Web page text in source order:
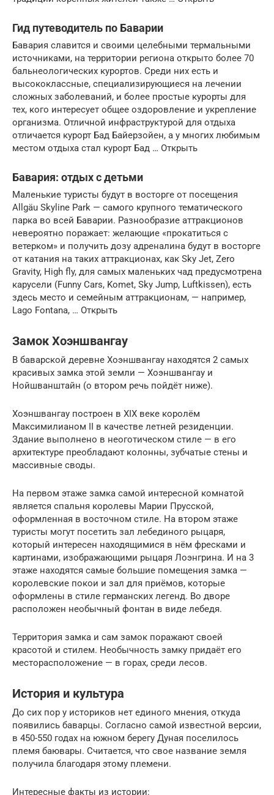
Гид путеводитель по Баварии
Бавария славится и своими целебными термальными
источниками, на территории региона открыто более 70
бальнеологических курортов. Среди них есть и
высококлассные, специализирующиеся на лечении
сложных заболеваний, и более простые курорты для
тех, кого интересует общее оздоровление и укрепление
организма. Отличной инфраструктурой для отдыха
отличается курорт Бад Байерзойен, а у многих любимым
местом отдыха стал курорт Бад … Открыть
Бавария: отдых с детьми
Маленькие туристы будут в восторге от посещения
Allgäu Skyline Park — самого крупного тематического
парка во всей Баварии. Разнообразие аттракционов
невероятно поражает: желающие «прокатиться с
ветерком» и получить дозу адреналина будут в восторге
от катания на таких аттракционах, как Sky Jet, Zero
Gravity, High fly, для самых маленьких чад предусмотрена
карусели (Funny Cars, Komet, Sky Jump, Luftkissen), есть
здесь место и семейным аттракционам, — например,
Lago Fontana, … Открыть
Замок Хоэншвангау
В баварской деревне Хоэншвангау находятся 2 самых
красивых замка этой земли — Хоэншвангау и
Нойшванштайн (о втором речь пойдёт ниже).
Хоэншвангау построен в XIX веке королём
Максимилианом II в качестве летней резиденции.
Здание выполнено в неоготическом стиле — в его
архитектуре преобладают колонны, зубчатые стены и
массивные своды.
На первом этаже замка самой интересной комнатой
является спальня королевы Марии Прусской,
оформленная в восточном стиле. На втором этаже
туристы могут посетить зал лебединого рыцаря,
который интересен находящимися в нём фресками и
картинами, изображающими рыцаря Лоэнгрина. И на 3
этаже находятся самые большие помещения замка —
королевские покои и зал для приёмов, которые
оформлены в стиле германских легенд. Во дворе
расположен необычный фонтан в виде лебедя.
Территория замка и сам замок поражают своей
красотой и стилем. Необычность замку придаёт его
месторасположение — в горах, среди лесов.
История и культура
До сих пор у историков нет единого мнения, откуда
появились баварцы. Согласно самой известной версии,
в 450-550 годах на южном берегу Дуная поселилось
племя баювары. Считается, что свое название земля
получила благодаря этому племени.
Интересные факты из истории: